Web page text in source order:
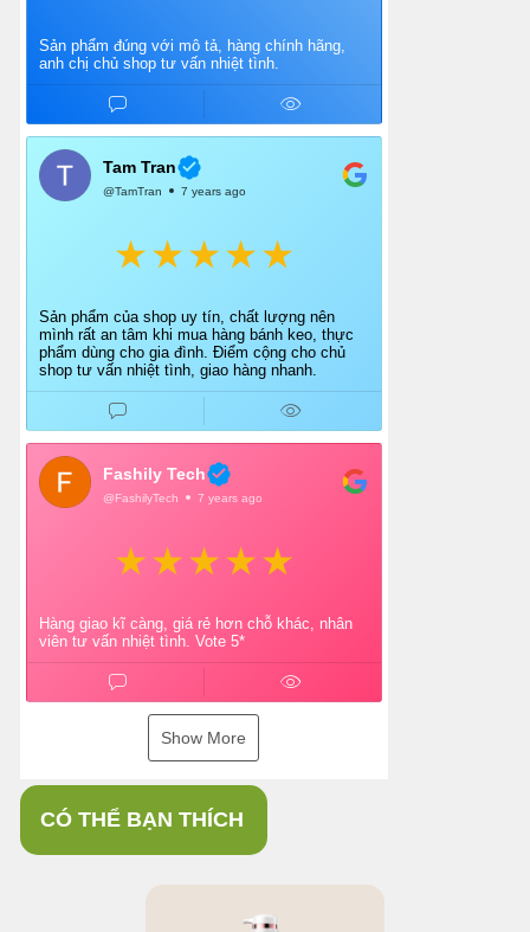
Sản phẩm đúng với mô tả, hàng chính hãng,
anh chị chủ shop tư vấn nhiệt tình.
Tam Tran
@TamTran 7 years ago
Sản phẩm của shop uy tín, chất lượng nên
mình rất an tâm khi mua hàng bánh keo, thực
phẩm dùng cho gia đình. Điểm cộng cho chủ
shop tư vấn nhiệt tình, giao hàng nhanh.
Fashily Tech
@FashilyTech 7 years ago
Hàng giao kĩ càng, giá rẻ hơn chỗ khác, nhân
viên tư vấn nhiệt tình. Vote 5*
Show More
CÓ THỂ BẠN THÍCH